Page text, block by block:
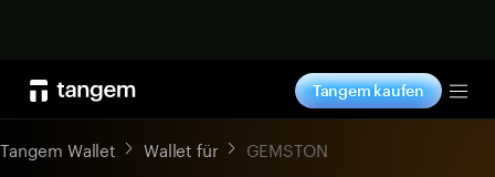
Tangem kaufen
Tangem Wallet Wallet für GEMSTON